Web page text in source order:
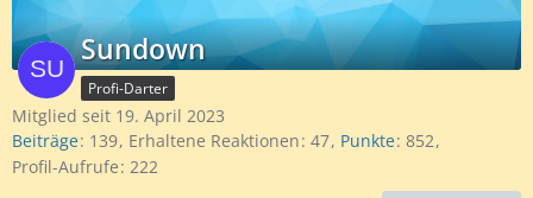
Sundown
Profi-Darter
Mitglied seit 19. April 2023
Beiträge 139 Erhaltene Reaktionen 47 Punkte 852
Profil-Aufrufe 222